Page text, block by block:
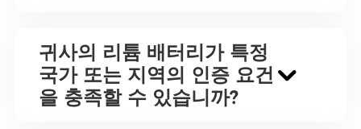
귀사의 리튬 배터리가 특정
국가 또는 지역의 인증 요건
을 충족할 수 있습니까?